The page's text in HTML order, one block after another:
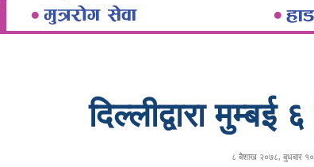
दिल्लीद्वारा
८ बैशाख २०७८, बुधबार